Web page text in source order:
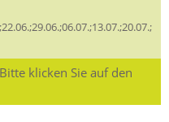
Bitte klicken Sie auf den